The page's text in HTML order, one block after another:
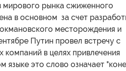
мирового рынка сжиженного
в основном за счет
месторождения и
Путин провел встречу с
компаний в целях привлечения
языке это слово означает